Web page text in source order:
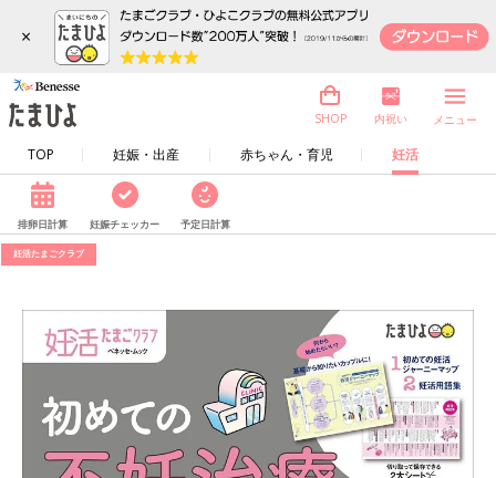
×
TOP 妊娠・出産 赤ちゃん・育児 妊活
SHOP 内祝い メニュー
排卵日計算 妊娠チェッカー 予定日計算
妊活たまごクラブ